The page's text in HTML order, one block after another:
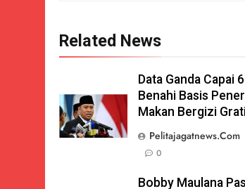
Related News
Data Ganda Capai
Benahi Basis
Makan Bergizi
Pelitajagatnews.com
0
Bobby Maulana